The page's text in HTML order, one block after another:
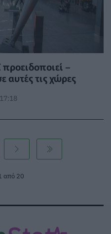
προειδοποιεί –
αυτές τις χώρες
από 20